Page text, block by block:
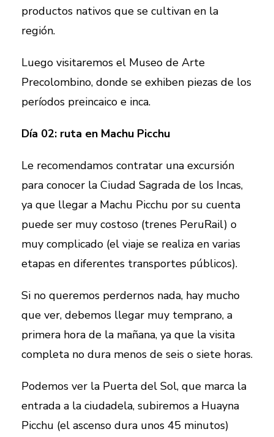
productos nativos que se cultivan en la
región.
Luego visitaremos el Museo de Arte
Precolombino, donde se exhiben piezas de los
períodos preincaico e inca.
Día 02: ruta en Machu Picchu
Le recomendamos contratar una excursión
para conocer la Ciudad Sagrada de los Incas,
ya que llegar a Machu Picchu por su cuenta
puede ser muy costoso (trenes PeruRail) o
muy complicado (el viaje se realiza en varias
etapas en diferentes transportes públicos).
Si no queremos perdernos nada, hay mucho
que ver, debemos llegar muy temprano, a
primera hora de la mañana, ya que la visita
completa no dura menos de seis o siete horas.
Podemos ver la Puerta del Sol, que marca la
entrada a la ciudadela, subiremos a Huayna
Picchu (el ascenso dura unos 45 minutos)